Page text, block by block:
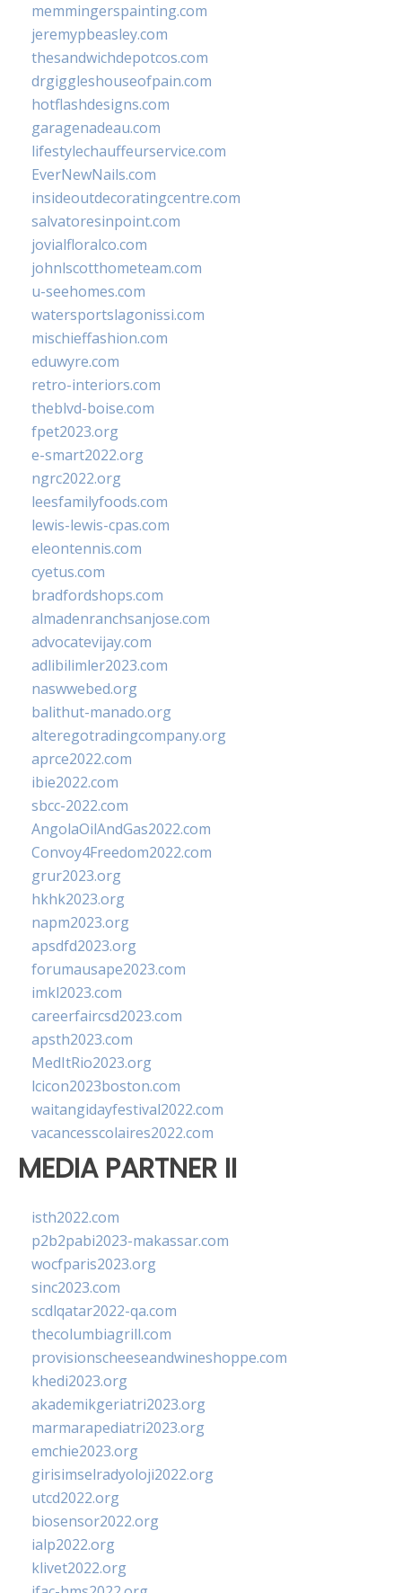
memmingerspainting.com
jeremypbeasley.com
thesandwichdepotcos.com
drgiggleshouseofpain.com
hotflashdesigns.com
garagenadeau.com
lifestylechauffeurservice.com
EverNewNails.com
insideoutdecoratingcentre.com
salvatoresinpoint.com
jovialfloralco.com
johnlscotthometeam.com
u-seehomes.com
watersportslagonissi.com
mischieffashion.com
eduwyre.com
retro-interiors.com
theblvd-boise.com
fpet2023.org
e-smart2022.org
ngrc2022.org
leesfamilyfoods.com
lewis-lewis-cpas.com
eleontennis.com
cyetus.com
bradfordshops.com
almadenranchsanjose.com
advocatevijay.com
adlibilimler2023.com
naswwebed.org
balithut-manado.org
alteregotradingcompany.org
aprce2022.com
ibie2022.com
sbcc-2022.com
AngolaOilAndGas2022.com
Convoy4Freedom2022.com
grur2023.org
hkhk2023.org
napm2023.org
apsdfd2023.org
forumausape2023.com
imkl2023.com
careerfaircsd2023.com
apsth2023.com
MedItRio2023.org
lcicon2023boston.com
waitangidayfestival2022.com
vacancesscolaires2022.com
MEDIA PARTNER II
isth2022.com
p2b2pabi2023-makassar.com
wocfparis2023.org
sinc2023.com
scdlqatar2022-qa.com
thecolumbiagrill.com
provisionscheeseandwineshoppe.com
khedi2023.org
akademikgeriatri2023.org
marmarapediatri2023.org
emchie2023.org
girisimselradyoloji2022.org
utcd2022.org
biosensor2022.org
ialp2022.org
klivet2022.org